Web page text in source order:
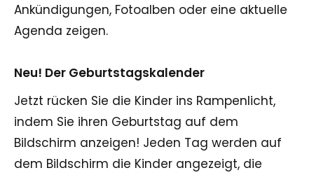
Ankündigungen, Fotoalben oder eine aktuelle
Agenda zeigen.
Neu! Der Geburtstagskalender
Jetzt rücken Sie die Kinder ins Rampenlicht,
indem Sie ihren Geburtstag auf dem
Bildschirm anzeigen! Jeden Tag werden auf
dem Bildschirm die Kinder angezeigt, die